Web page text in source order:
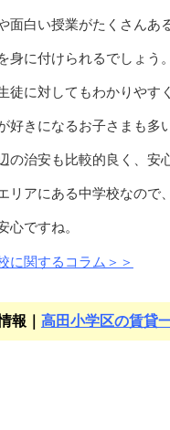
面白い授業がたくさんあ
身に付けられるでしょう。
徒に対してもわかりやす
好きになるお子さまも多
の治安も比較的良く、安
リアにある中学校なので
心ですね。
に関するコラム＞＞
報｜ 高田小学区の賃貸